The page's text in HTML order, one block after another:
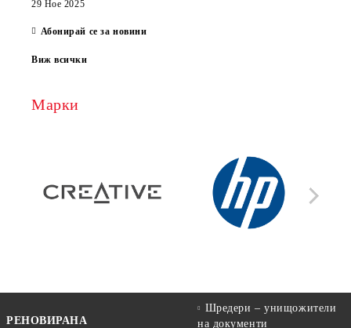
29 Ное 2025
Абонирай се за новини
Виж всички
Марки
РЕНОВИРАНА
Шредери – унищожители
на документи